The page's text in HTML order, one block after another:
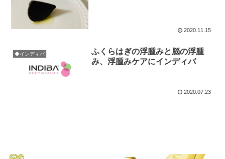
2020.11.15
◆インディバ
ふくらはぎの浮腫みと脳の浮腫
み、浮腫みケアにインディバ
2020.07.23